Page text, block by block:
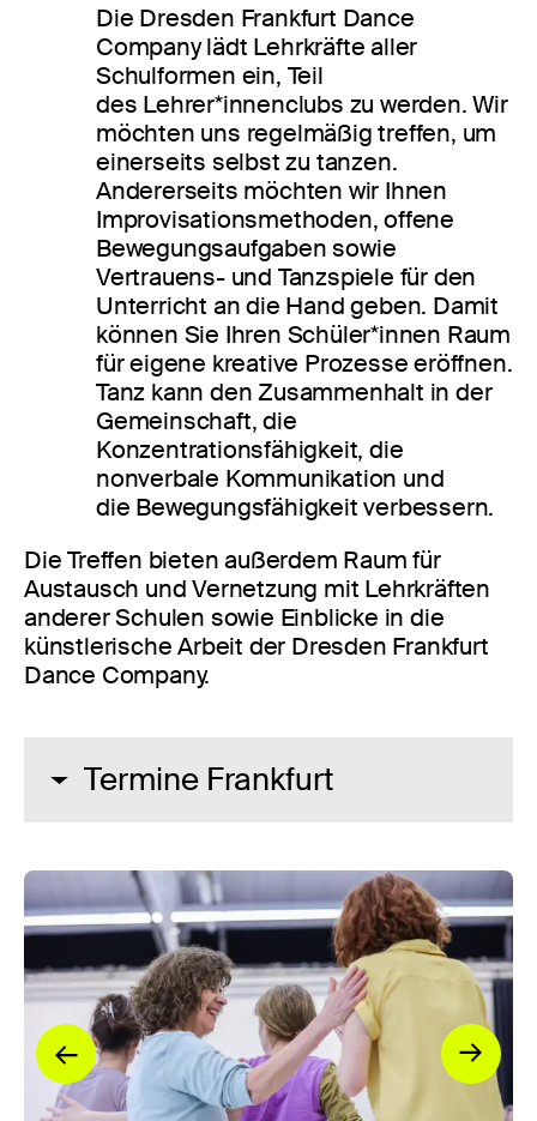
Die Dresden Frankfurt Dance
Company lädt Lehrkräfte aller
Schulformen ein, Teil
des Lehrer*innenclubs zu werden. Wir
möchten uns regelmäßig treffen, um
einerseits selbst zu tanzen.
Andererseits möchten wir Ihnen
Improvisationsmethoden, offene
Bewegungsaufgaben sowie
Vertrauens- und Tanzspiele für den
Unterricht an die Hand geben. Damit
können Sie Ihren Schüler*innen Raum
für eigene kreative Prozesse eröffnen.
Tanz kann den Zusammenhalt in der
Gemeinschaft, die
Konzentrationsfähigkeit, die
nonverbale Kommunikation und
die Bewegungsfähigkeit verbessern.
Die Treffen bieten außerdem Raum für
Austausch und Vernetzung mit Lehrkräften
anderer Schulen sowie Einblicke in die
künstlerische Arbeit der Dresden Frankfurt
Dance Company.
Termine Frankfurt